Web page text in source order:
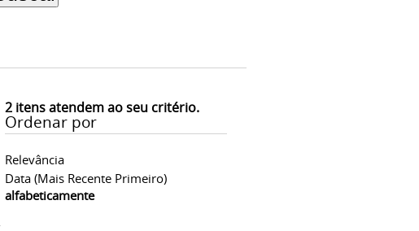
2itens atendem ao seu critério.
Ordenar por
Relevância
Data (mais Recente Primeiro)
alfabeticamente